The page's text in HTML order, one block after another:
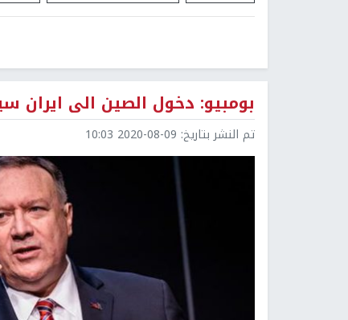
بومبيو: دخول الصين الى ايران
تم النشر بتاريخ: 2020-08-09 10:03